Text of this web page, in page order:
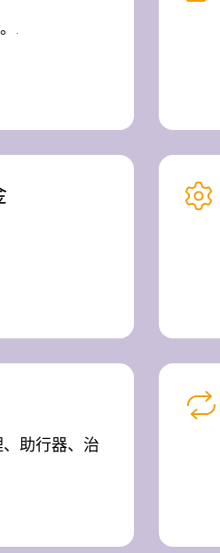
.
助行器、治